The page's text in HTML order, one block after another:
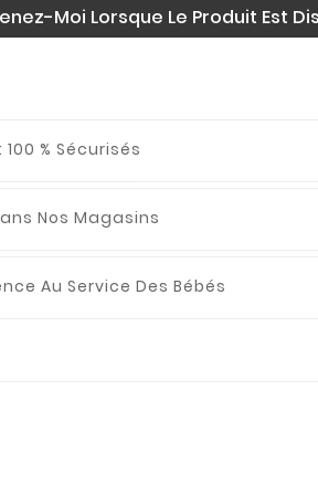
Moi Lorsque Le Produit Est
100 % Sécurisés
Nos Magasins
Au Service Des Bébés